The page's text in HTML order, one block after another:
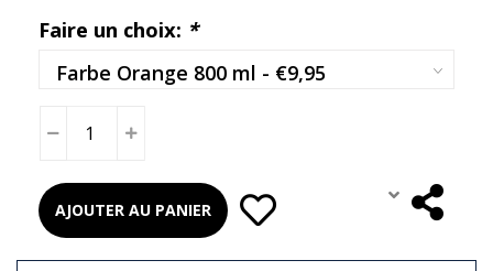
Faire un choix: *
AJOUTER AU PANIER